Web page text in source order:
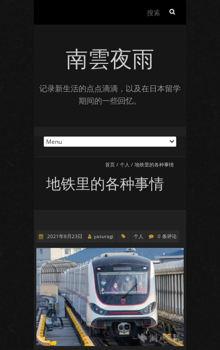
南雲夜雨
记录新生活的点点滴滴，以及在日本留学
期间的一些回忆。
首页 / 个人 / 地铁里的各种事情
地铁里的各种事情
2021年8月23日 yasuragi 个人 0 条评论